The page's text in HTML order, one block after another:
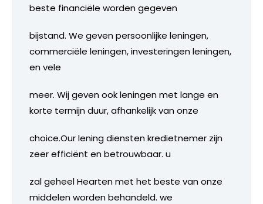
beste financiële worden gegeven
bijstand. We geven persoonlijke leningen,
commerciële leningen, investeringen leningen,
en vele
meer. Wij geven ook leningen met lange en
korte termijn duur, afhankelijk van onze
choice.Our lening diensten kredietnemer zijn
zeer efficiënt en betrouwbaar. u
zal geheel Hearten met het beste van onze
middelen worden behandeld. we